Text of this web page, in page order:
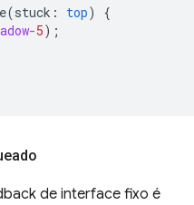
stuck : top)
{
5);
de interface fixo é